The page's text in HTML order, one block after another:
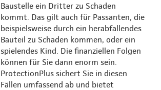
Baustelle ein Dritter zu Schaden
kommt. Das gilt auch für Passanten, die
beispielsweise durch ein herabfallendes
Bauteil zu Schaden kommen, oder ein
spielendes Kind. Die finanziellen Folgen
können für Sie dann enorm sein.
ProtectionPlus sichert Sie in diesen
Fällen umfassend ab und bietet